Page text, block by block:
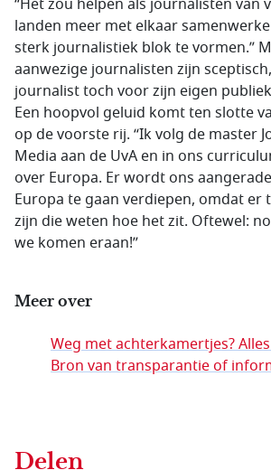
“Het zou helpen als journalisten van
landen meer met elkaar
sterk journalistiek blok te vormen.”
aanwezige journalisten zijn
journalist toch voor zijn eigen
Een hoopvol geluid komt ten slotte
op de voorste rij. “Ik volg de master
Media aan de UvA en in ons
over Europa. Er wordt ons
Europa te gaan verdiepen, omdat er
zijn die weten hoe het zit. Oftewel:
we komen eraan!”
Meer over
Weg met achterkamertjes?
Bron van transparantie of
Delen